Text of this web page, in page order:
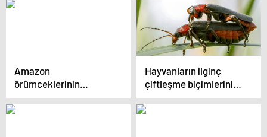
Amazon
örümceklerinin
esrarengiz dünyalarına
gitmeye hazır olun.
Hayvanların ilginç
çiftleşme biçimlerini
National Geographic
görüntüledi.